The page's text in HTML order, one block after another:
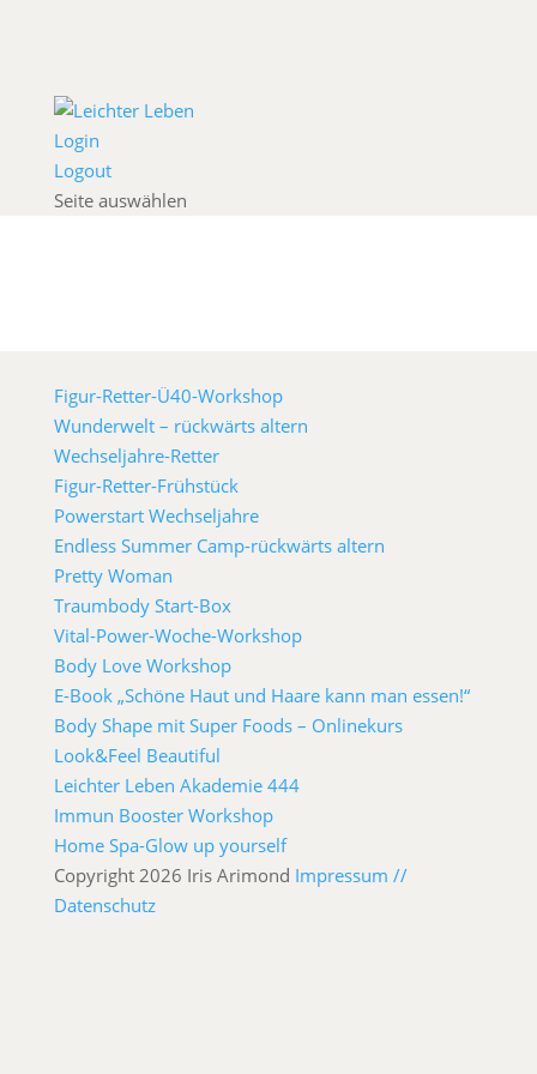
Login
Logout
Seite auswählen
Figur-Retter-Ü40-Workshop
Wunderwelt – rückwärts altern
Wechseljahre-Retter
Figur-Retter-Frühstück
Powerstart Wechseljahre
Endless Summer Camp-rückwärts altern
Pretty Woman
Traumbody Start-Box
Vital-Power-Woche-Workshop
Body Love Workshop
E-Book „Schöne Haut und Haare kann man essen!“
Body Shape mit Super Foods – Onlinekurs
Look&Feel Beautiful
Leichter Leben Akademie 444
Immun Booster Workshop
Home Spa-Glow up yourself
Copyright 2026 Iris Arimond Impressum //
Datenschutz